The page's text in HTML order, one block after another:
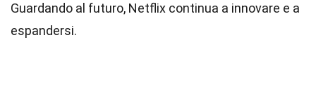
Guardando al futuro, Netflix continua a innovare e a
espandersi.